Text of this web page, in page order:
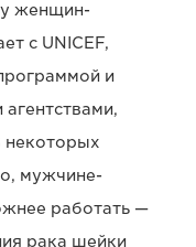
женщин-
с UNICEF,
и
некоторых
мужчине-
работать —
рака шейки